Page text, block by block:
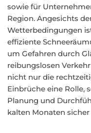
sowie für
Region. Angesichts
Wetterbedingungen
effiziente
um Gefahren durch
reibungslosen
nicht nur die
Einbrüche eine Rolle,
Planung und
kalten Monaten